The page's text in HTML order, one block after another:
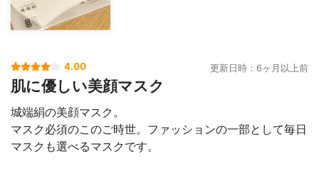
4.00 更新日時：6ヶ月以上前
肌に優しい美顔マスク
城端絹の美顔マスク。
マスク必須のこのご時世。ファッションの一部として毎日
マスクも選べるマスクです。